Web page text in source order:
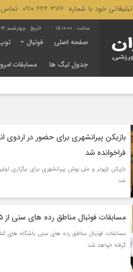
3166 444 0910 تماس حاصل فرمایید.
15:10:01 تاریخ : چهارشنبه, ۱۴ مرداد , ۱۴۰۵
صفحه اصلی فوتبال
جدول لیگ ها مسابقات
بازیکن پیرانشهری برای حضور در اردوی
فراخوانده شد
بازیکن لژیونر و ملی پوش پیرانشهری برای برگزاری
شد.
مسابقات فوتبال مناطق رده های سنی از ۲۵ اردیبهشت آغاز می شود
گرفته خواهد شد.